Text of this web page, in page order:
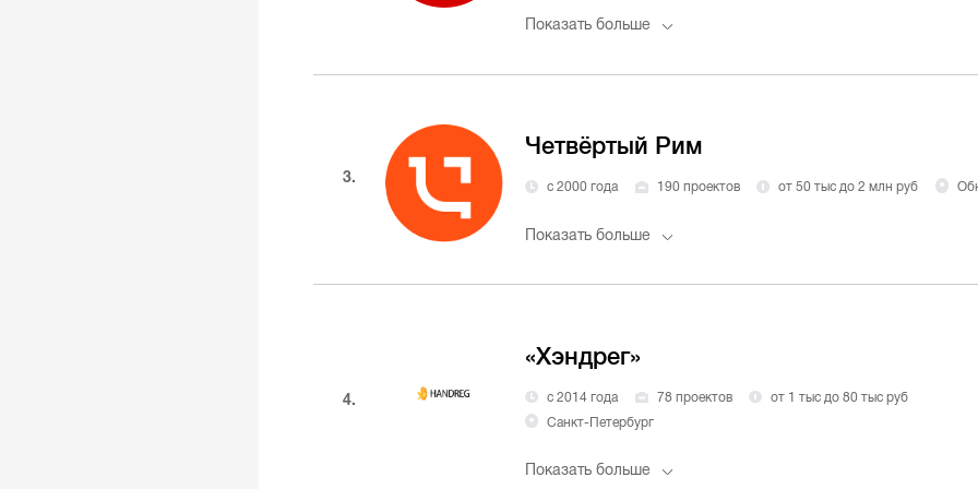
Показать больше
3.
Четвёртый Рим
с 2000 года 190 проектов от 50 тыс до 2 млн руб
Показать больше
4.
«Хэндрег»
с 2014 года 78 проектов
от 1 тыс до 80 тыс руб
Санкт-Петербург
Показать больше